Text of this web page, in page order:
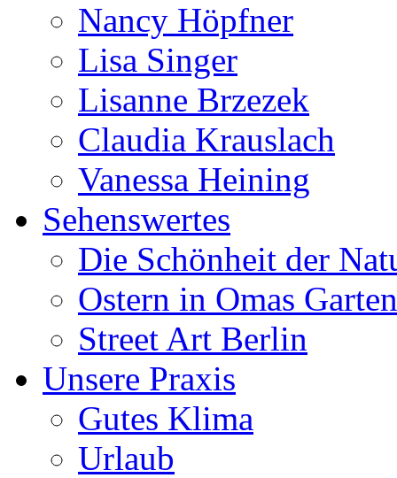
Nancy Höpfner
Lisa Singer
Lisanne Brzezek
Claudia Krauslach
Vanessa Heining
Sehenswertes
Die Schönheit der
Ostern in Omas Garten
Street Art Berlin
Unsere Praxis
Gutes Klima
Urlaub